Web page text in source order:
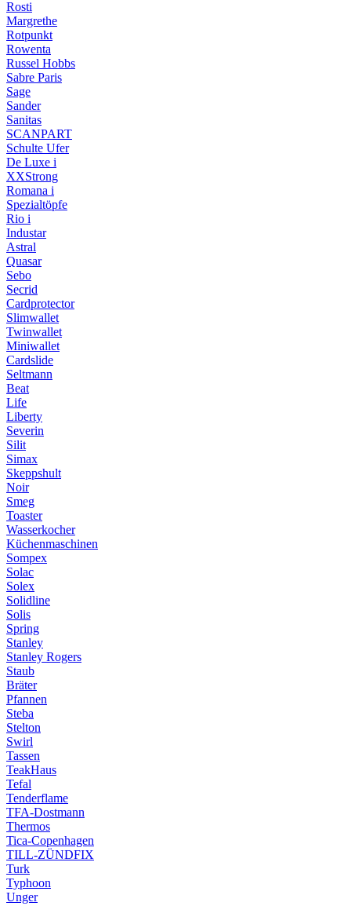
Rosti
Margrethe
Rotpunkt
Rowenta
Russel Hobbs
Sabre Paris
Sage
Sander
Sanitas
SCANPART
Schulte Ufer
De Luxe i
XXStrong
Romana i
Spezialtöpfe
Rio i
Industar
Astral
Quasar
Sebo
Secrid
Cardprotector
Slimwallet
Twinwallet
Miniwallet
Cardslide
Seltmann
Beat
Life
Liberty
Severin
Silit
Simax
Skeppshult
Noir
Smeg
Toaster
Wasserkocher
Küchenmaschinen
Sompex
Solac
Solex
Solidline
Solis
Spring
Stanley
Stanley Rogers
Staub
Bräter
Pfannen
Steba
Stelton
Swirl
Tassen
TeakHaus
Tefal
Tenderflame
TFA-Dostmann
Thermos
Tica-Copenhagen
TILL-ZÜNDFIX
Turk
Typhoon
Unger